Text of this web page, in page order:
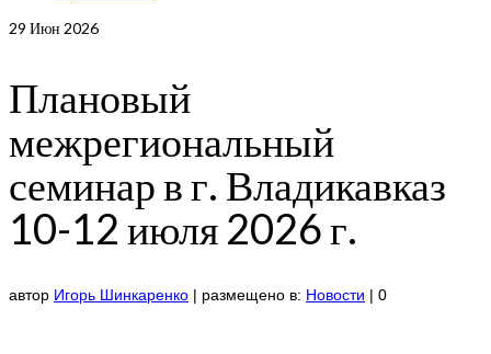
29 Июн 2026
Плановый
межрегиональный
семинар в г. Владикавказ
10-12 июля 2026 г.
автор Игорь Шинкаренко | размещено в: Новости | 0